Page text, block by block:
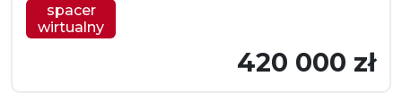
spacer
wirtualny
420 000 zł